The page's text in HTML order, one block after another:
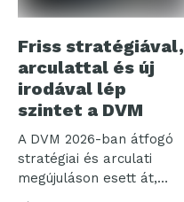
Friss stratégiával,
arculattal és új
irodával lép
szintet a DVM
A DVM 2026-ban átfogó
stratégiai és arculati
megújuláson esett át,
egyidejűleg a...